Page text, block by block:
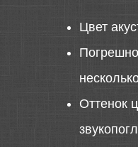
Цвет
Оттенок